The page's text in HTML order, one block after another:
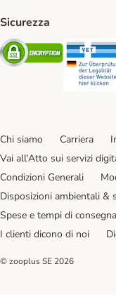
Sicurezza
Security
Chi siamo Carriera
Vai all'Atto sui servizi
Condizioni Generali
Disposizioni ambientali &
Spese e tempi di consegna
I clienti dicono di noi
© zooplus SE 2026